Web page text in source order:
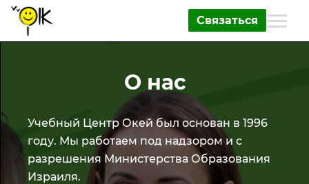
Связаться
О нас
Учебный Центр Окей был основан в 1996
году. Мы работаем под надзором и с
разрешения Министерства Образования
Израиля.